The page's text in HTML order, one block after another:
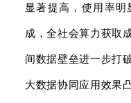
显著提高，使用率
成，全社会算力获取
间数据壁垒进一步打
大数据协同应用效果